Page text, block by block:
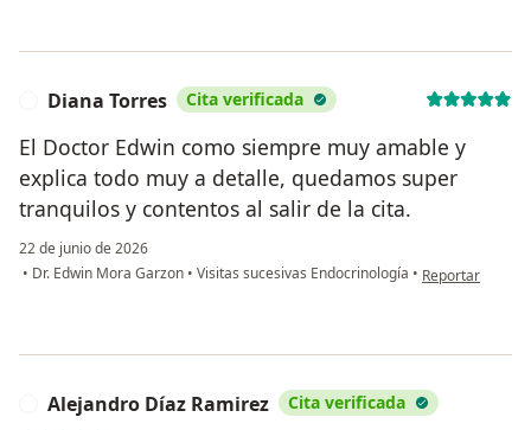
Diana Torres Cita verificada
El Doctor Edwin como siempre muy amable y
explica todo muy a detalle, quedamos super
tranquilos y contentos al salir de la cita.
22 de junio de 2026
• Dr. Edwin Mora Garzon • Visitas sucesivas Endocrinología • en opinión del
Reportar
Alejandro Díaz Ramirez Cita verificada